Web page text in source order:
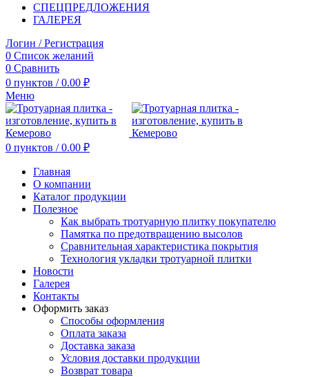
СПЕЦПРЕДЛОЖЕНИЯ
ГАЛЕРЕЯ
Логин / Регистрация
0 Список желаний
0 Сравнить
0 пунктов / 0.00 ₽
Меню
0 пунктов / 0.00 ₽
Главная
О компании
Каталог продукции
Полезное
Как выбрать тротуарную плитку покупателю
Памятка по предотвращению высолов
Сравнительная характеристика покрытия
Технология укладки тротуарной плитки
Новости
Галерея
Контакты
Оформить заказ
Способы оформления
Оплата заказа
Доставка заказа
Условия доставки продукции
Возврат товара